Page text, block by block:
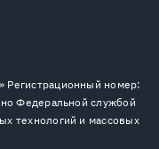
Регистрационный номер:
Федеральной службой
технологий и массовых